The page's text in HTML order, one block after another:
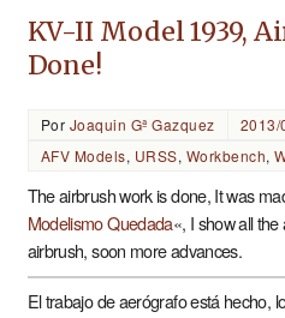
KV-II Model 1939,
Done!
Por Joaquin Gª Gazquez
2013/
AFV Models, URSS, Workbench,
The airbrush work is done, It was
Modelismo Quedada«, I show all
airbrush, soon more advances.
El trabajo de aerógrafo está hecho,